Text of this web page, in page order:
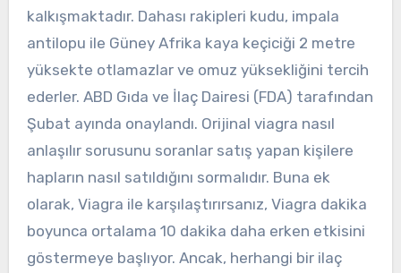
kalkışmaktadır. Dahası rakipleri kudu, impala
antilopu ile Güney Afrika kaya keçiciği 2 metre
yüksekte otlamazlar ve omuz yüksekliğini tercih
ederler. ABD Gıda ve İlaç Dairesi (FDA) tarafından
Şubat ayında onaylandı. Orijinal viagra nasıl
anlaşılır sorusunu soranlar satış yapan kişilere
hapların nasıl satıldığını sormalıdır. Buna ek
olarak, Viagra ile karşılaştırırsanız, Viagra dakika
boyunca ortalama 10 dakika daha erken etkisini
göstermeye başlıyor. Ancak, herhangi bir ilaç